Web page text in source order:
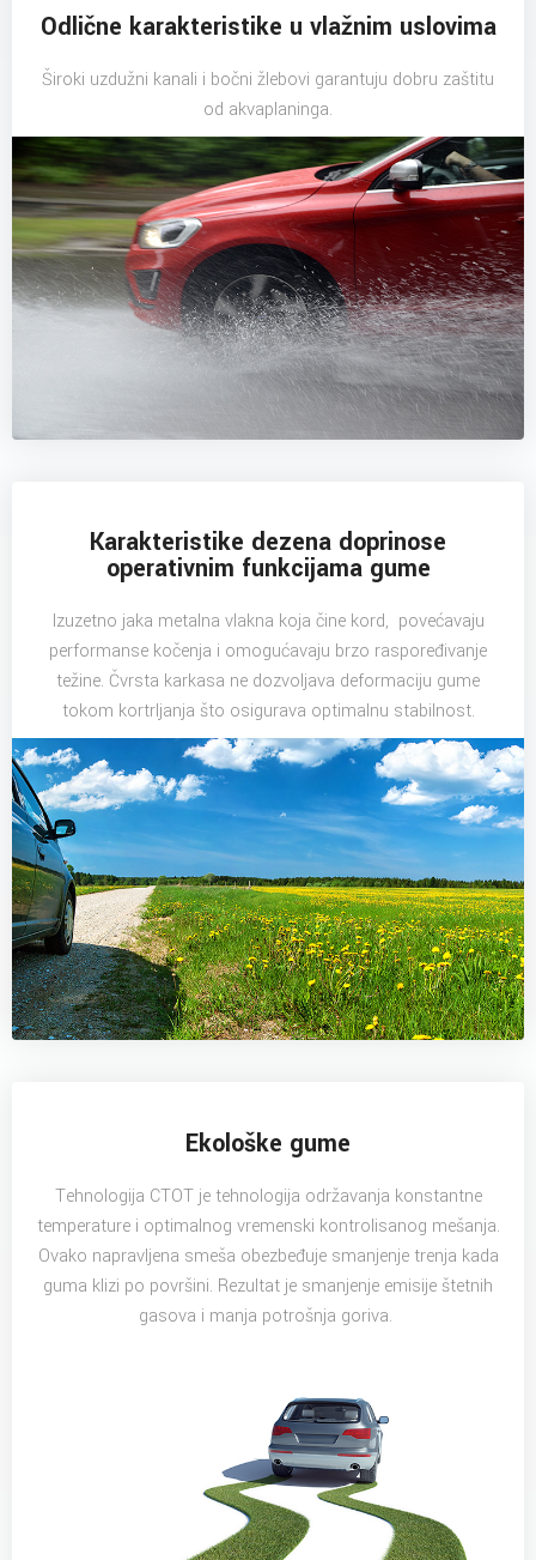
Odlične karakteristike u vlažnim uslovima
Široki uzdužni kanali i bočni žlebovi garantuju dobru zaštitu
od akvaplaninga.
Karakteristike dezena doprinose
operativnim funkcijama gume
Izuzetno jaka metalna vlakna koja čine kord, povećavaju
performanse kočenja i omogućavaju brzo raspoređivanje
težine. Čvrsta karkasa ne dozvoljava deformaciju gume
tokom kortrljanja što osigurava optimalnu stabilnost.
Ekološke gume
Tehnologija CTOT je tehnologija održavanja konstantne
temperature i optimalnog vremenski kontrolisanog mešanja.
Ovako napravljena smeša obezbeđuje smanjenje trenja kada
guma klizi po površini. Rezultat je smanjenje emisije štetnih
gasova i manja potrošnja goriva.